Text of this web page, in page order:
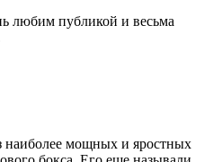
любим публикой и весьма
мощных и яростных